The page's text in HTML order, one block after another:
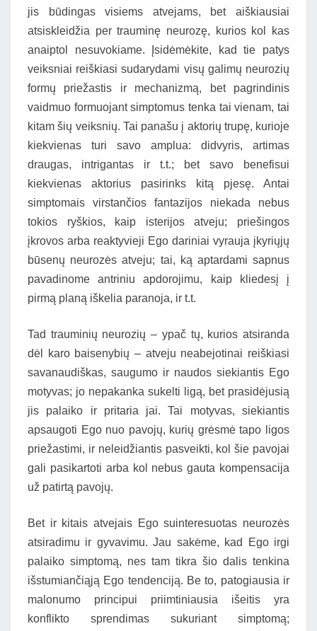
jis būdingas visiems atvejams, bet aiškiausiai
atsiskleidžia per trauminę neurozę, kurios kol kas
anaiptol nesuvokiame. Įsidėmėkite, kad tie patys
veiksniai reiškiasi sudarydami visų galimų neurozių
formų priežastis ir mechanizmą, bet pagrindinis
vaidmuo formuojant simptomus tenka tai vienam, tai
kitam šių veiksnių. Tai panašu į aktorių trupę, kurioje
kiekvienas turi savo amplua: didvyris, artimas
draugas, intrigantas ir t.t.; bet savo benefisui
kiekvienas aktorius pasirinks kitą pjesę. Antai
simptomais virstančios fantazijos niekada nebus
tokios ryškios, kaip isterijos atveju; priešingos
įkrovos arba reaktyvieji Ego dariniai vyrauja įkyriųjų
būsenų neurozės atveju; tai, ką aptardami sapnus
pavadinome antriniu apdorojimu, kaip kliedesį į
pirmą planą iškelia paranoja, ir t.t.
Tad trauminių neurozių – ypač tų, kurios atsiranda
dėl karo baisenybių – atveju neabejotinai reiškiasi
savanaudiškas, saugumo ir naudos siekiantis Ego
motyvas; jo nepakanka sukelti ligą, bet prasidėjusią
jis palaiko ir pritaria jai. Tai motyvas, siekiantis
apsaugoti Ego nuo pavojų, kurių grėsmė tapo ligos
priežastimi, ir neleidžiantis pasveikti, kol šie pavojai
gali pasikartoti arba kol nebus gauta kompensacija
už patirtą pavojų.
Bet ir kitais atvejais Ego suinteresuotas neurozės
atsiradimu ir gyvavimu. Jau sakėme, kad Ego irgi
palaiko simptomą, nes tam tikra šio dalis tenkina
išstumiančiąją Ego tendenciją. Be to, patogiausia ir
malonumo principui priimtiniausia išeitis yra
konflikto sprendimas sukuriant simptomą;